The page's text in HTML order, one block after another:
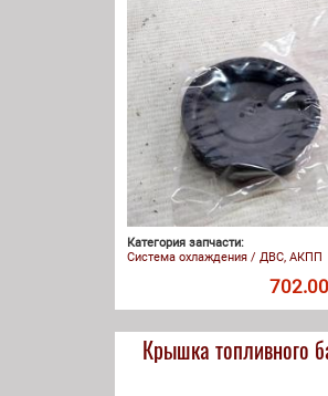
Категория запчасти:
Система охлаждения / ДВС, АКПП
Крышка топливного